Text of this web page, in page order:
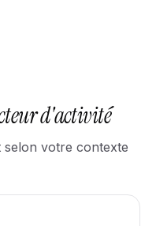
d'activité
selon votre contexte